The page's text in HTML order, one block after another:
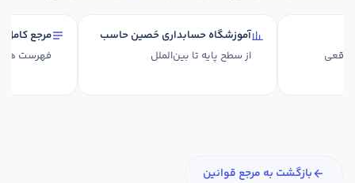
واقعی
آموزشگاه حسابداری حَصین حاسب
از سطح پایه تا بین‌الملل
مرجع
فهرست
بازگشت به مرجع قوانین